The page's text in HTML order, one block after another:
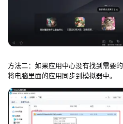
方法二：如果应用中心没有找到需要
将电脑里面的应用同步到模拟器中。